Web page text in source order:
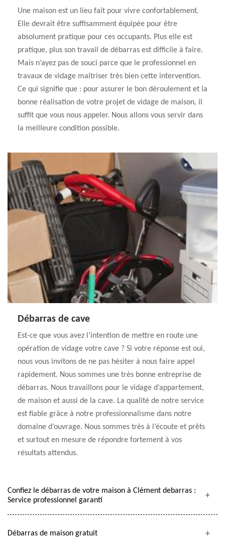
Une maison est un lieu fait pour vivre confortablement.
Elle devrait être suffisamment équipée pour être
absolument pratique pour ces occupants. Plus elle est
pratique, plus son travail de débarras est difficile à faire.
Mais n’ayez pas de souci parce que le professionnel en
travaux de vidage maitriser très bien cette intervention.
Ce qui signifie que : pour assurer le bon déroulement et la
bonne réalisation de votre projet de vidage de maison, il
suffit que vous nous appeler. Nous allons vous servir dans
la meilleure condition possible.
Débarras de cave
Est-ce que vous avez l’intention de mettre en route une
opération de vidage votre cave ? Si votre réponse est oui,
nous vous invitons de ne pas hésiter à nous faire appel
rapidement. Nous sommes une très bonne entreprise de
débarras. Nous travaillons pour le vidage d’appartement,
de maison et aussi de la cave. La qualité de notre service
est fiable grâce à notre professionnalisme dans notre
domaine d’ouvrage. Nous sommes très à l’écoute et prêts
et surtout en mesure de répondre fortement à vos
résultats attendus.
Confiez le débarras de votre maison à Clément debarras :
Service professionnel garanti
Débarras de maison gratuit